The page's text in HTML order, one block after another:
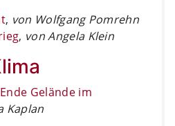
, von Wolfgang Pomrehn
, von Angela Klein
Gelände im
Kaplan